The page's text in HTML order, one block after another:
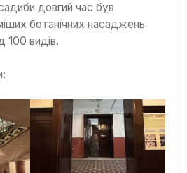
довгий час був
ботанічних насаджень
100 видів.